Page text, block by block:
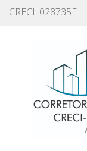
CRECI: 028735F